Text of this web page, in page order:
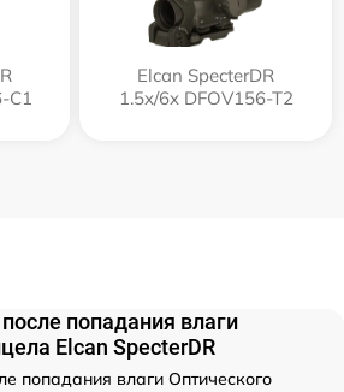
C1
Elcan SpecterDR
1.5x/6x DFOV156-T2
попадания влаги
Elcan SpecterDR
попадания влаги Оптического